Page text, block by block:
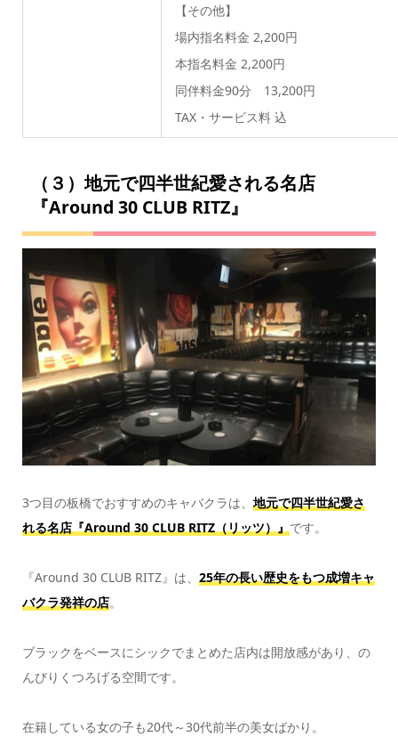
【その他】
場内指名料金 2,200円
本指名料金 2,200円
同伴料金90分 13,200円
TAX・サービス料 込
（３）地元で四半世紀愛される名店
『Around 30 CLUB RITZ』
3つ目の板橋でおすすめのキャバクラは、 地元で四半世紀愛さ
れる名店『Around 30 CLUB RITZ（リッツ）』 です。
『Around 30 CLUB RITZ』は、 25年の長い歴史をもつ成増キャ
バクラ発祥の店。
ブラックをベースにシックでまとめた店内は開放感があり、の
んびりくつろげる空間です。
在籍している女の子も20代～30代前半の美女ばかり。